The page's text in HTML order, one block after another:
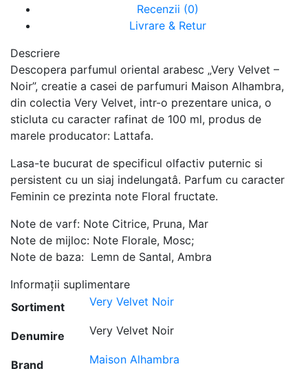
Recenzii (0)
Livrare & Retur
Descriere
Descopera parfumul oriental arabesc „Very Velvet –
Noir”, creatie a casei de parfumuri Maison Alhambra,
din colectia Very Velvet, intr-o prezentare unica, o
sticluta cu caracter rafinat de 100 ml, produs de
marele producator: Lattafa.
Lasa-te bucurat de specificul olfactiv puternic si
persistent cu un siaj indelungatâ. Parfum cu caracter
Feminin ce prezinta note Floral fructate.
Note de varf: Note Citrice, Pruna, Mar
Note de mijloc: Note Florale, Mosc;
Note de baza: Lemn de Santal, Ambra
Informații suplimentare
Sortiment
Very Velvet Noir
Denumire Very Velvet Noir
Brand Maison Alhambra